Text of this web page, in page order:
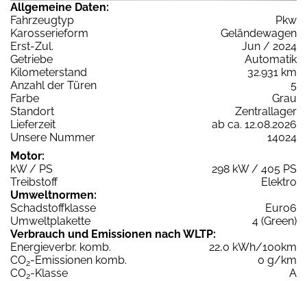
Allgemeine Daten:
Fahrzeugtyp
Pkw
Karosserieform
Geländewagen
Erst-Zul.
Jun / 2024
Getriebe
Automatik
Kilometerstand
32.931 km
Anzahl der Türen
5
Farbe
Grau
Standort
Zentrallager
Lieferzeit
ab ca. 12.08.2026
Unsere Nummer
14024
Motor:
kW / PS
298 kW / 405 PS
Treibstoff
Elektro
Umweltnormen:
Schadstoffklasse
Euro6
Umweltplakette
4 (Green)
Verbrauch und Emissionen nach WLTP:
Energieverbr. komb.
22,0 kWh/100km
CO2-Emissionen komb.
0 g/km
CO2-Klasse A